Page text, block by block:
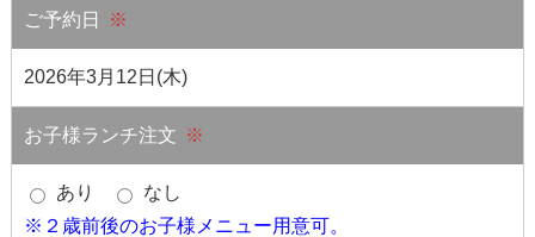
ご予約日 ※
2026年3月12日(木)
お子様ランチ注文 ※
あり
なし
※２歳前後のお子様メニュー用意可。